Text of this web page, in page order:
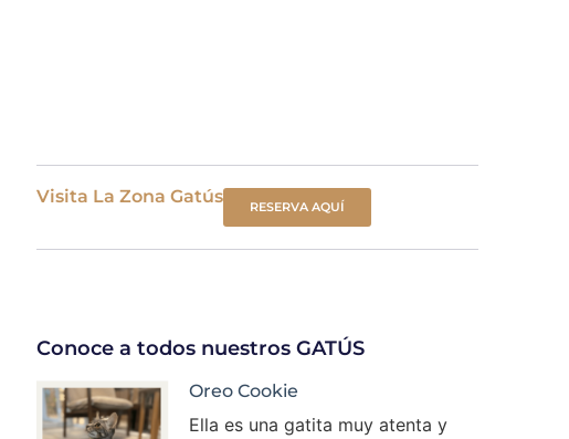
Visita La Zona Gatús
RESERVA AQUÍ
Conoce a todos nuestros GATÚS
Oreo Cookie
Ella es una gatita muy atenta y